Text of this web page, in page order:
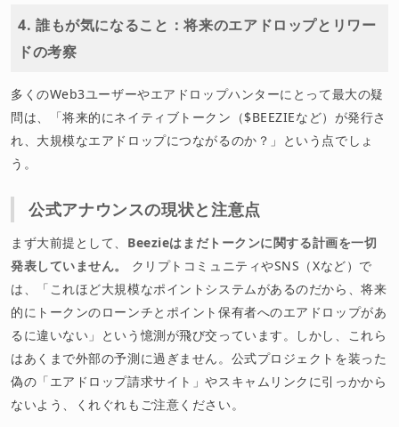
4. 誰もが気になること：将来のエアドロップとリワー
ドの考察
多くのWeb3ユーザーやエアドロップハンターにとって最大の疑
問は、「将来的にネイティブトークン（$BEEZIEなど）が発行さ
れ、大規模なエアドロップにつながるのか？」という点でしょ
う。
公式アナウンスの現状と注意点
まず大前提として、 Beezieはまだトークンに関する計画を一切
発表していません。
クリプトコミュニティやSNS（Xなど）で
は、「これほど大規模なポイントシステムがあるのだから、将来
的にトークンのローンチとポイント保有者へのエアドロップがあ
るに違いない」という憶測が飛び交っています。しかし、これら
はあくまで外部の予測に過ぎません。公式プロジェクトを装った
偽の「エアドロップ請求サイト」やスキャムリンクに引っかから
ないよう、くれぐれもご注意ください。